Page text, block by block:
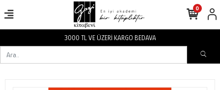
0